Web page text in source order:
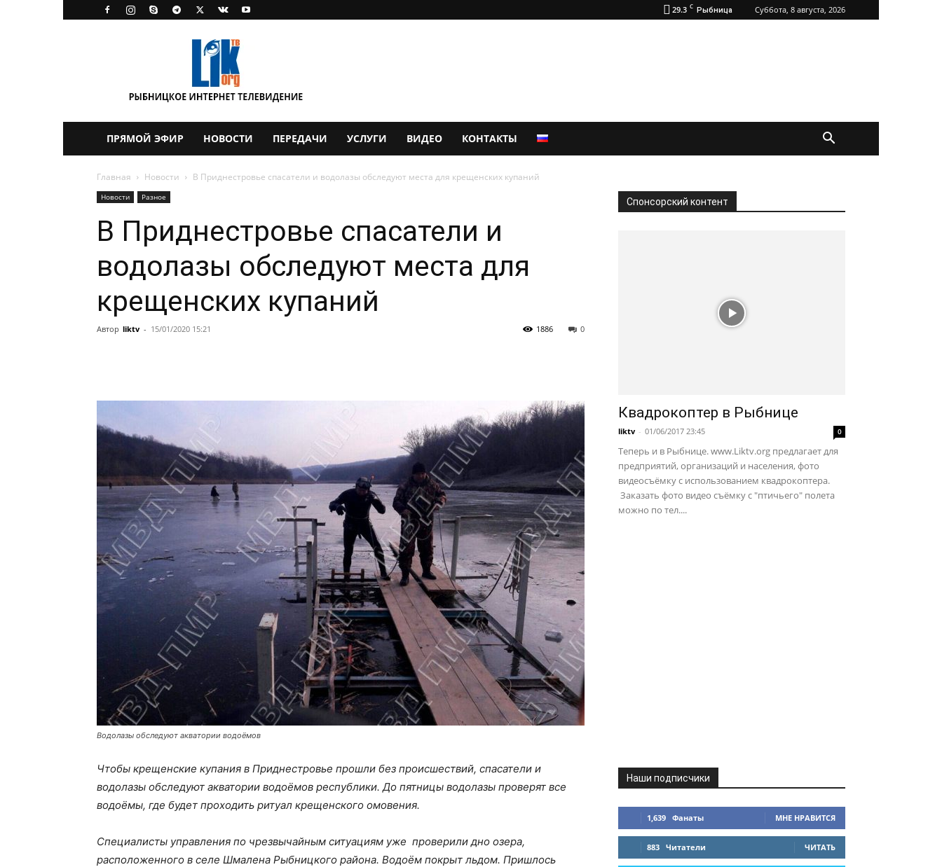
29.3 C Рыбница Суббота, 8 августа, 2026
ПРЯМОЙ ЭФИР НОВОСТИ ПЕРЕДАЧИ УСЛУГИ ВИДЕО КОНТАКТЫ
Главная Новости В Приднестровье спасатели и водолазы обследуют места для крещенских купаний
Новости Разное
В Приднестровье спасатели и
водолазы обследуют места для
крещенских купаний
Автор liktv - 15/01/2020 15:21 0
1886
Водолазы обследуют акватории водоёмов
Чтобы крещенские купания в Приднестровье прошли без происшествий, спасатели и
водолазы обследуют акватории водоёмов республики. До пятницы водолазы проверят все
водоёмы, где будет проходить ритуал крещенского омовения.
Специалисты управления по чрезвычайным ситуациям уже проверили дно озера,
расположенного в селе Шмалена Рыбницкого района. Водоём покрыт льдом. Пришлось
Спонсорский контент
Квадрокоптер в Рыбнице
liktv - 01/06/2017 23:45 0
Теперь и в Рыбнице. www.Liktv.org предлагает для
предприятий, организаций и населения, фото
видеосъёмку с использованием квадрокоптера.
Заказать фото видео съёмку с "птичьего" полета
можно по тел....
Наши подписчики
1,639 Фанаты МНЕ НРАВИТСЯ
883 Читатели ЧИТАТЬ